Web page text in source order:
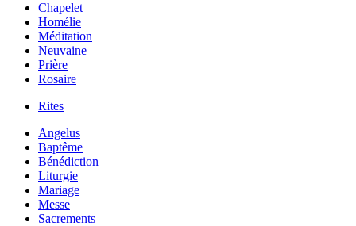
Chapelet
Homélie
Méditation
Neuvaine
Prière
Rosaire
Rites
Angelus
Baptême
Bénédiction
Liturgie
Mariage
Messe
Sacrements